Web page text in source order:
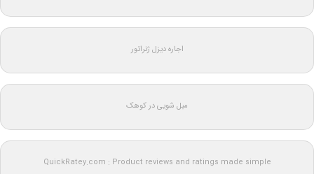
اجاره دیزل ژنراتور
مبل شویی در کوهک
QuickRatey.com : Product reviews and ratings made simple